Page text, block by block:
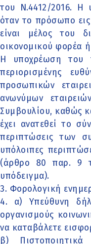
του Ν.4412/2016. Η
όταν το πρόσωπο
είναι μέλος του
οικονομικού φορέα
Η υποχρέωση του
περιορισμένης
προσωπικών
ανωνύμων
Συμβουλίου, καθώς
έχει ανατεθεί το
περιπτώσεις των
υπόλοιπες
(άρθρο 80 παρ. 9
υπόδειγμα).
3. Φορολογική
4. α) Υπεύθυνη
οργανισμούς
να καταβάλετε
β)